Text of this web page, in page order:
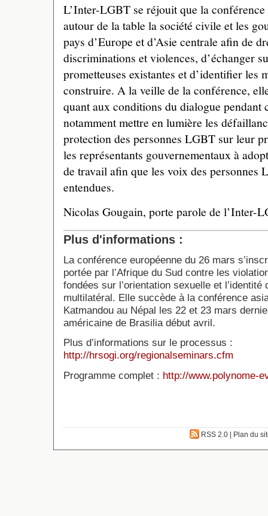
L’Inter-LGBT se réjouit que la
autour de la table la société civile et les
pays d’Europe et d’Asie centrale afin de
discriminations et violences, d’échanger
prometteuses existantes et d’identifier les
construire. A la veille de la conférence,
quant aux conditions du dialogue pendant
notamment mettre en lumière les
protection des personnes LGBT sur leur
les représentants gouvernementaux à
de travail afin que les voix des personnes
entendues.
Nicolas Gougain, porte parole de l’Inter-
Plus d'informations :
La conférence européenne du 26 mars
portée par l’Afrique du Sud contre les
fondées sur l’orientation sexuelle et l’identité
multilatéral. Elle succède à la conférence
Katmandou au Népal les 22 et 23 mars
américaine de Brasilia début avril.
Plus d’informations sur le processus :
http://hrsogi.org/regionalseminars.cfm
Programme complet : http://www.polynome-
RSS 2.0 Plan du